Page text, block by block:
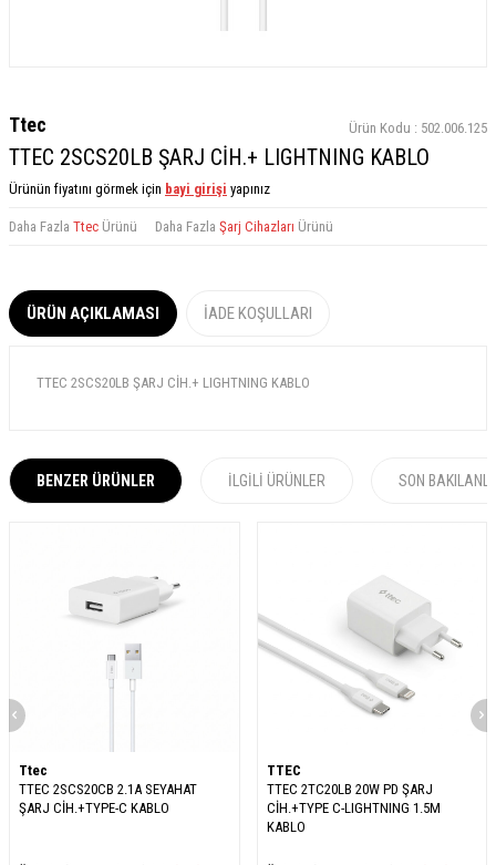
Ttec Ürün Kodu : 502.006.125
TTEC 2SCS20LB ŞARJ CİH.+ LIGHTNING KABLO
Ürünün fiyatını görmek için bayi girişi yapınız
Daha Fazla Ttec Ürünü Daha Fazla Şarj Cihazları Ürünü
ÜRÜN AÇIKLAMASI İADE KOŞULLARI
TTEC 2SCS20LB ŞARJ CİH.+ LIGHTNING KABLO
BENZER ÜRÜNLER İLGILI ÜRÜNLER SON
Ttec
TTEC 2SCS20CB 2.1A SEYAHAT
ŞARJ CİH.+TYPE-C KABLO
TTEC
TTEC 2TC20LB 20W PD ŞARJ
CİH.+TYPE C-LIGHTNING 1.5M
KABLO